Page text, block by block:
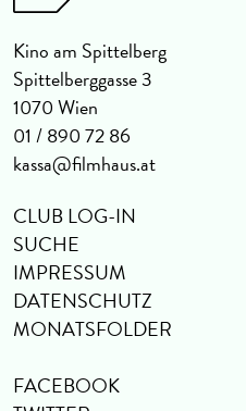
Kino am Spittelberg
Spittelberggasse 3
1070 Wien
01 / 890 72 86
kassa@filmhaus.at
CLUB LOG-IN
SUCHE
IMPRESSUM
DATENSCHUTZ
MONATSFOLDER
FACEBOOK